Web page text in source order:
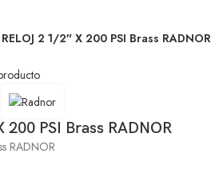
RELOJ 2 1/2″ X 200 PSI Brass RADNOR
200 PSI Brass RADNOR
RADNOR